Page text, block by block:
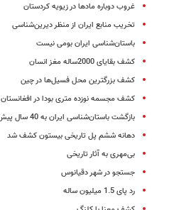
غروب دوباره مادها در زیویه کردستان
تخریب منابع ایران از منظر دیرین‌شناسی
باستان‌شناسی ایران بومی نیست
کشف بقایای 2000ساله مغز انسان
کشف بزرگترین محل فسیل‌ها در چین
کشف مجسمه نوزده‌ مترى بودا در افغانستان
بازگشت باستان‌شناسی ایران به 40 سال پیش
دهانه ششم پل تاریخی بیستون کشف شد
بی‌مهری به آثار تاریخی
جستجو در شهر دقیانوس
رد پای 1.5 میلیون ساله